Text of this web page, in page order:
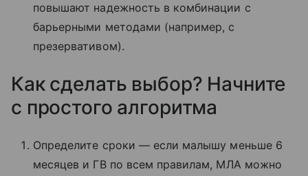
повышают надежность в комбинации с
барьерными методами (например, с
презервативом).
Как сделать выбор? Начните
с простого алгоритма
Определите сроки — если малышу меньше 6
месяцев и ГВ по всем правилам, МЛА можно